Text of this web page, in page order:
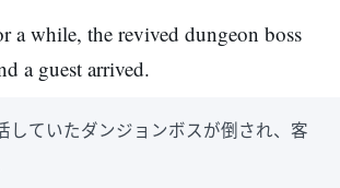
a while, the revived dungeon boss
a guest arrived.
していたダンジョンボスが倒され、客